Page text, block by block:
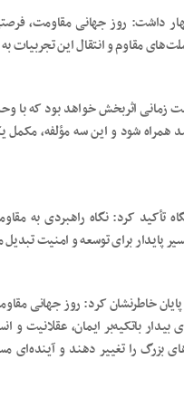
داشت: روز جهانی مقاومت،
مقاوم و انتقال این تجربیات
زمانی اثربخش خواهد بود که با
همراه شود و این سه مؤلفه،
تأکید کرد: نگاه راهبردی به
پایدار برای توسعه و امنیت
خاطرنشان کرد: روز جهانی
باتکیه‌بر ایمان، عقلانیت و
بزرگ را تغییر دهند و آینده‌ای